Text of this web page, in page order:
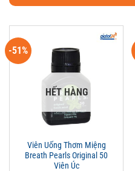
-51%
HẾT HÀNG
Viên Uống Thơm Miệng
Breath Pearls Original 50
Viên Úc